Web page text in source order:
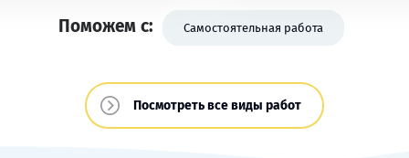
Поможем с: Самостоятельная работа
Посмотреть все виды работ